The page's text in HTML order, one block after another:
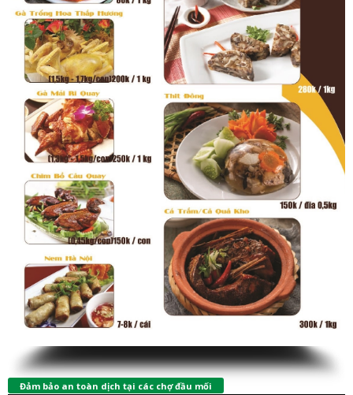
Đảm bảo an toàn dịch tại các chợ đầu mối